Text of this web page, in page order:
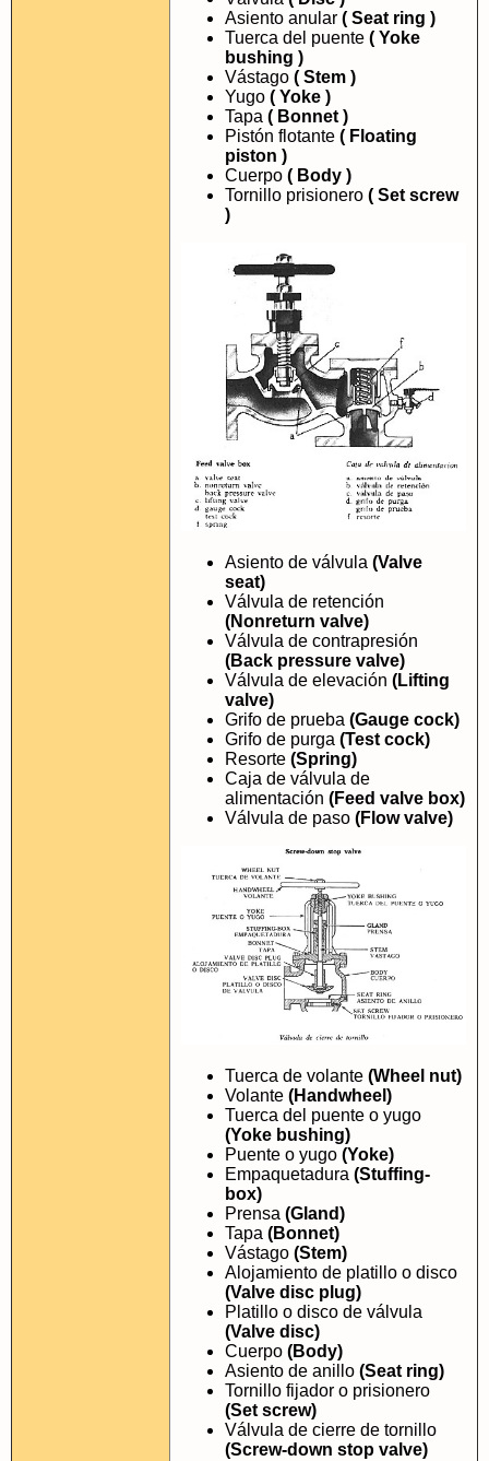
Asiento anular ( Seat ring )
Tuerca del puente ( Yoke
bushing )
Vástago ( Stem )
Yugo ( Yoke )
Tapa ( Bonnet )
Pistón flotante ( Floating
piston )
Cuerpo ( Body )
Tornillo prisionero ( Set screw
)
Asiento de válvula (Valve
seat)
Válvula de retención
(Nonreturn valve)
Válvula de contrapresión
(Back pressure valve)
Válvula de elevación (Lifting
valve)
Grifo de prueba (Gauge cock)
Grifo de purga (Test cock)
Resorte (Spring)
Caja de válvula de
alimentación (Feed valve box)
Válvula de paso (Flow valve)
Tuerca de volante (Wheel nut)
Volante (Handwheel)
Tuerca del puente o yugo
(Yoke bushing)
Puente o yugo (Yoke)
Empaquetadura (Stuffing-
box)
Prensa (Gland)
Tapa (Bonnet)
Vástago (Stem)
Alojamiento de platillo o disco
(Valve disc plug)
Platillo o disco de válvula
(Valve disc)
Cuerpo (Body)
Asiento de anillo (Seat ring)
Tornillo fijador o prisionero
(Set screw)
Válvula de cierre de tornillo
(Screw-down stop valve)